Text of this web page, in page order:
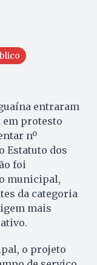
entraram
em protesto
nº
Estatuto dos
foi
municipal,
da categoria
mais
o projeto